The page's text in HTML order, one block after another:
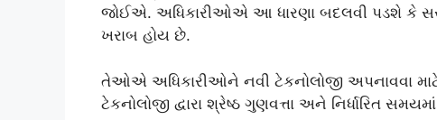
જોઈએ. અધિકારીઓએ આ ધારણા બદલવી પડશે કે
ખરાબ હોય છે.
તેઓએ અધિકારીઓને નવી ટેકનોલોજી અપનાવવા
ટેકનોલોજી દ્વારા શ્રેષ્ઠ ગુણવત્તા અને નિર્ધારિત